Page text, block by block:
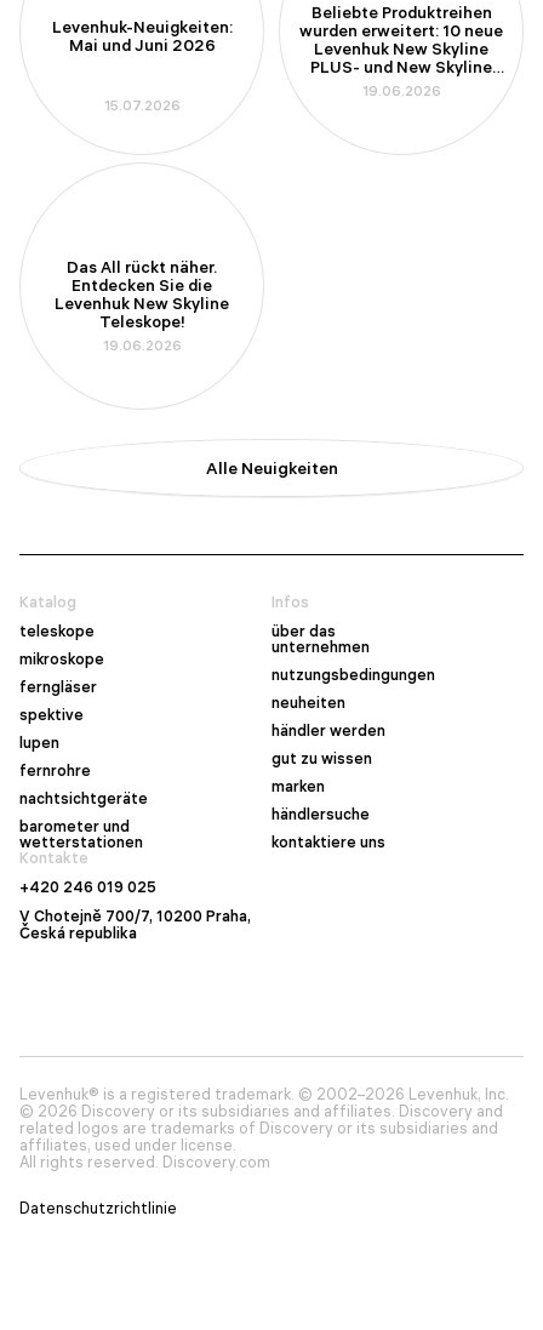
Levenhuk-Neuigkeiten:
Mai und Juni 2026
15.07.2026
Beliebte Produktreihen
wurden erweitert: 10 neue
Levenhuk New Skyline
PLUS- und New Skyline
PRO-Teleskope
19.06.2026
Das All rückt näher.
Entdecken Sie die
Levenhuk New Skyline
Teleskope!
19.06.2026
Alle Neuigkeiten
Katalog
teleskope
mikroskope
ferngläser
spektive
lupen
fernrohre
nachtsichtgeräte
barometer und
wetterstationen
Infos
über das
unternehmen
nutzungsbedingungen
neuheiten
händler werden
gut zu wissen
marken
händlersuche
kontaktiere uns
Kontakte
+420 246 019 025
V Chotejně 700/7, 10200 Praha,
Česká republika
Levenhuk® is a registered trademark. © 2002–2026 Levenhuk, Inc.
© 2026 Discovery or its subsidiaries and affiliates. Discovery and
related logos are trademarks of Discovery or its subsidiaries and
affiliates, used under license.
All rights reserved. Discovery.com
Datenschutzrichtlinie